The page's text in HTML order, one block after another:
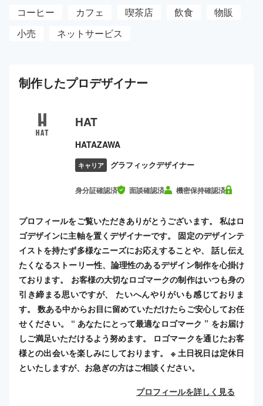
コーヒー カフェ 喫茶店 飲食
物販
小売
ネットサービス
制作したプロデザイナー
HAT
HATAZAWA
キャリア グラフィックデザイナー
身分証確認済 面談確認済 機密保持確認済
プロフィールをご覧いただきありがとうございます。 私はロ
ゴデザインに主軸を置くデザイナーです。 固定のデザインテ
イストを持たず多様なニーズにお応えすることや、 話し伝え
たくなるストーリー性、論理性のあるデザイン制作を心掛け
ております。 お客様の大切なロゴマークの制作はいつも身の
引き締まる思いですが、 たいへんやりがいも感じておりま
す。 数ある中からお目に留めていただけたらご安心してお任
せください。 “ あなたにとって最適なロゴマーク ” をお届け
しご満足いただけるよう努めます。 ロゴマークを通じたお客
様との出会いを楽しみにしております。 ※ 土日祝日は定休日
といたしますが、お急ぎの方はご相談ください。
プロフィールを詳しく見る